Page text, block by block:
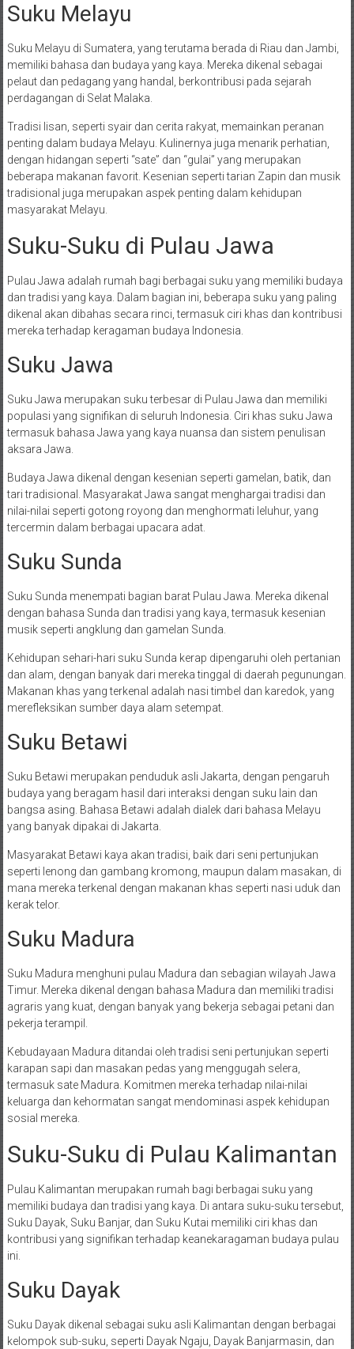
Suku Melayu
Suku Melayu di Sumatera, yang terutama berada di Riau dan Jambi,
memiliki bahasa dan budaya yang kaya. Mereka dikenal sebagai
pelaut dan pedagang yang handal, berkontribusi pada sejarah
perdagangan di Selat Malaka.
Tradisi lisan, seperti syair dan cerita rakyat, memainkan peranan
penting dalam budaya Melayu. Kulinernya juga menarik perhatian,
dengan hidangan seperti “sate” dan “gulai” yang merupakan
beberapa makanan favorit. Kesenian seperti tarian Zapin dan musik
tradisional juga merupakan aspek penting dalam kehidupan
masyarakat Melayu.
Suku-Suku di Pulau Jawa
Pulau Jawa adalah rumah bagi berbagai suku yang memiliki budaya
dan tradisi yang kaya. Dalam bagian ini, beberapa suku yang paling
dikenal akan dibahas secara rinci, termasuk ciri khas dan kontribusi
mereka terhadap keragaman budaya Indonesia.
Suku Jawa
Suku Jawa merupakan suku terbesar di Pulau Jawa dan memiliki
populasi yang signifikan di seluruh Indonesia. Ciri khas suku Jawa
termasuk bahasa Jawa yang kaya nuansa dan sistem penulisan
aksara Jawa.
Budaya Jawa dikenal dengan kesenian seperti gamelan, batik, dan
tari tradisional. Masyarakat Jawa sangat menghargai tradisi dan
nilai-nilai seperti gotong royong dan menghormati leluhur, yang
tercermin dalam berbagai upacara adat.
Suku Sunda
Suku Sunda menempati bagian barat Pulau Jawa. Mereka dikenal
dengan bahasa Sunda dan tradisi yang kaya, termasuk kesenian
musik seperti angklung dan gamelan Sunda.
Kehidupan sehari-hari suku Sunda kerap dipengaruhi oleh pertanian
dan alam, dengan banyak dari mereka tinggal di daerah pegunungan.
Makanan khas yang terkenal adalah nasi timbel dan karedok, yang
merefleksikan sumber daya alam setempat.
Suku Betawi
Suku Betawi merupakan penduduk asli Jakarta, dengan pengaruh
budaya yang beragam hasil dari interaksi dengan suku lain dan
bangsa asing. Bahasa Betawi adalah dialek dari bahasa Melayu
yang banyak dipakai di Jakarta.
Masyarakat Betawi kaya akan tradisi, baik dari seni pertunjukan
seperti lenong dan gambang kromong, maupun dalam masakan, di
mana mereka terkenal dengan makanan khas seperti nasi uduk dan
kerak telor.
Suku Madura
Suku Madura menghuni pulau Madura dan sebagian wilayah Jawa
Timur. Mereka dikenal dengan bahasa Madura dan memiliki tradisi
agraris yang kuat, dengan banyak yang bekerja sebagai petani dan
pekerja terampil.
Kebudayaan Madura ditandai oleh tradisi seni pertunjukan seperti
karapan sapi dan masakan pedas yang menggugah selera,
termasuk sate Madura. Komitmen mereka terhadap nilai-nilai
keluarga dan kehormatan sangat mendominasi aspek kehidupan
sosial mereka.
Suku-Suku di Pulau Kalimantan
Pulau Kalimantan merupakan rumah bagi berbagai suku yang
memiliki budaya dan tradisi yang kaya. Di antara suku-suku tersebut,
Suku Dayak, Suku Banjar, dan Suku Kutai memiliki ciri khas dan
kontribusi yang signifikan terhadap keanekaragaman budaya pulau
ini.
Suku Dayak
Suku Dayak dikenal sebagai suku asli Kalimantan dengan berbagai
kelompok sub-suku, seperti Dayak Ngaju, Dayak Banjarmasin, dan